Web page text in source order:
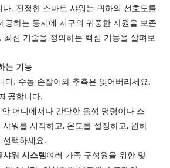
. 진정한 스마트 샤워는 귀하의 선호도를
공하는 동시에 지구의 귀중한 자원을 보존
최신 기술을 정의하는 핵심 기능을 살펴보
는 기능
다. 수동 손잡이와 추측은 잊어버리세요.
공합니다.
안 어디에서나 간단한 음성 명령이나 스
워를 시작하고, 온도를 설정하고, 원하
선택하세요.
샤워 시스템여러 가족 구성원을 위한 맞